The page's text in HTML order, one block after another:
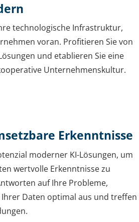
technologische Infrastruktur,
voran. Profitieren Sie von
und etablieren Sie eine
Unternehmenskultur.
Erkenntnisse
moderner KI-Lösungen, um
wertvolle Erkenntnisse zu
auf Ihre Probleme,
Daten optimal aus und treffen